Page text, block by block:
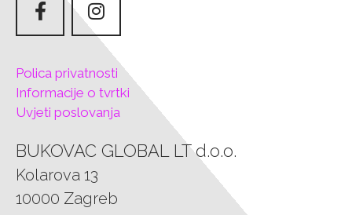
Polica privatnosti
Informacije o tvrtki
Uvjeti poslovanja
BUKOVAC GLOBAL LT d.o.o.
Kolarova 13
10000 Zagreb